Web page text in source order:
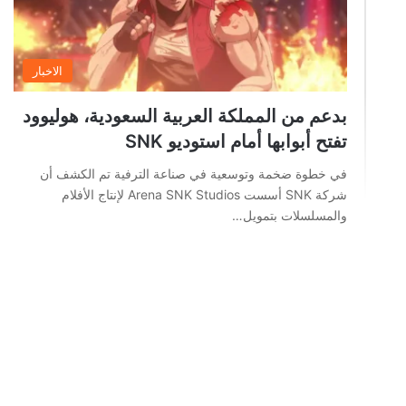
الاخبار
بدعم من المملكة العربية السعودية، هوليوود
تفتح أبوابها أمام استوديو SNK
في خطوة ضخمة وتوسعية في صناعة الترفية تم الكشف أن
شركة SNK أسست Arena SNK Studios لإنتاج الأفلام
والمسلسلات بتمويل…